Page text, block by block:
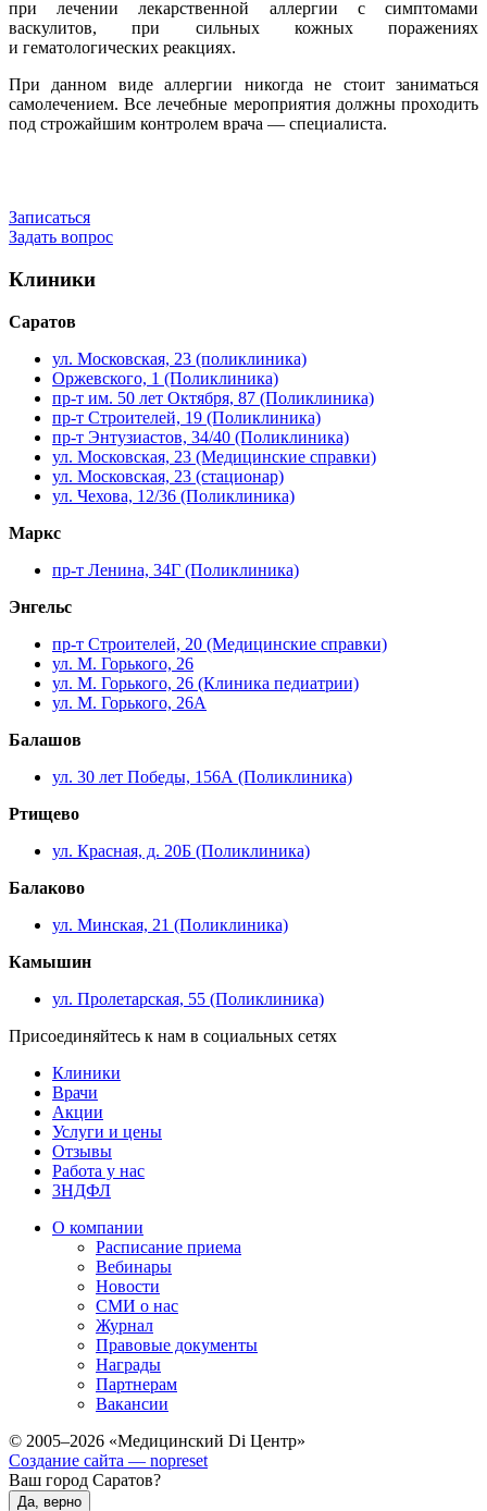
при лечении лекарственной аллергии с симптомами
васкулитов, при сильных кожных поражениях
и гематологических реакциях.
При данном виде аллергии никогда не стоит заниматься
самолечением. Все лечебные мероприятия должны проходить
под строжайшим контролем врача — специалиста.
Записаться
Задать вопрос
Клиники
Саратов
ул. Московская, 23 (поликлиника)
Оржевского, 1 (Поликлиника)
пр-т им. 50 лет Октября, 87 (Поликлиника)
пр-т Строителей, 19 (Поликлиника)
пр-т Энтузиастов, 34/40 (Поликлиника)
ул. Московская, 23 (Медицинские справки)
ул. Московская, 23 (стационар)
ул. Чехова, 12/36 (Поликлиника)
Маркс
пр-т Ленина, 34Г (Поликлиника)
Энгельс
пр-т Строителей, 20 (Медицинские справки)
ул. М. Горького, 26
ул. М. Горького, 26 (Клиника педиатрии)
ул. М. Горького, 26А
Балашов
ул. 30 лет Победы, 156А (Поликлиника)
Ртищево
ул. Красная, д. 20Б (Поликлиника)
Балаково
ул. Минская, 21 (Поликлиника)
Камышин
ул. Пролетарская, 55 (Поликлиника)
Присоединяйтесь к нам в социальных сетях
Клиники
Врачи
Акции
Услуги и цены
Отзывы
Работа у нас
3НДФЛ
О компании
Расписание приема
Вебинары
Новости
СМИ о нас
Журнал
Правовые документы
Награды
Партнерам
Вакансии
© 2005–2026 «Медицинский Di Центр»
Создание сайта — nopreset
Ваш город Саратов?
Да, верно